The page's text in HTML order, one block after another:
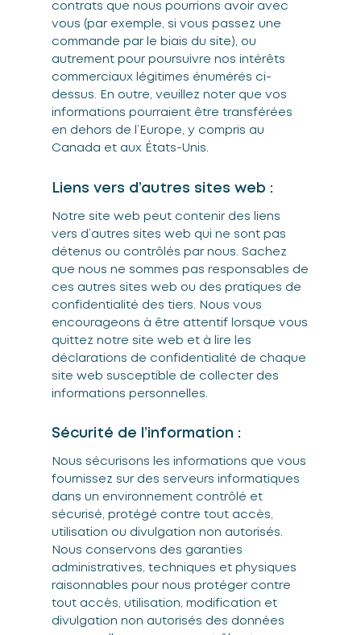
contrats que nous pourrions avoir avec
vous (par exemple, si vous passez une
commande par le biais du site), ou
autrement pour poursuivre nos intérêts
commerciaux légitimes énumérés ci-
dessus. En outre, veuillez noter que vos
informations pourraient être transférées
en dehors de l’Europe, y compris au
Canada et aux États-Unis.
Liens vers d’autres sites web :
Notre site web peut contenir des liens
vers d’autres sites web qui ne sont pas
détenus ou contrôlés par nous. Sachez
que nous ne sommes pas responsables de
ces autres sites web ou des pratiques de
confidentialité des tiers. Nous vous
encourageons à être attentif lorsque vous
quittez notre site web et à lire les
déclarations de confidentialité de chaque
site web susceptible de collecter des
informations personnelles.
Sécurité de l’information :
Nous sécurisons les informations que vous
fournissez sur des serveurs informatiques
dans un environnement contrôlé et
sécurisé, protégé contre tout accès,
utilisation ou divulgation non autorisés.
Nous conservons des garanties
administratives, techniques et physiques
raisonnables pour nous protéger contre
tout accès, utilisation, modification et
divulgation non autorisés des données